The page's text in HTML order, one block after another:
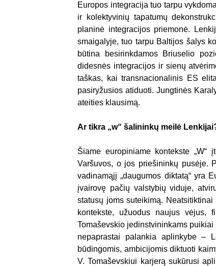
Europos integracija tuo tarpu
ir kolektyvinių tapatumų
planinė integracijos priemonė.
smaigalyje, tuo tarpu Baltijos šalys
būtina besirinkdamos Briuselio
didesnės integracijos ir sienų
taškas, kai transnacionalinis ES
pasiryžusios atiduoti. Jungtinės
ateities klausimą.
Ar tikra „w“ šalininkų meilė
Šiame europiniame kontekste
Varšuvos, o jos priešininkų pusėje.
vadinamąjį „daugumos diktatą“ yra
įvairovę pačių valstybių viduje,
statusų joms suteikimą.
kontekste, užuodus naujus vėjus,
Tomaševskio jedinstvininkams
nepaprastai palankia aplinkybe –
būdingomis, ambicijomis diktuoti
V. Tomaševskiui karjerą sukūrusi